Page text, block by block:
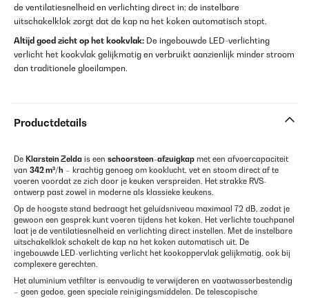
de ventilatiesnelheid en verlichting direct in; de instelbare
uitschakelklok zorgt dat de kap na het koken automatisch stopt.
Altijd goed zicht op het kookvlak: De ingebouwde LED-verlichting
verlicht het kookvlak gelijkmatig en verbruikt aanzienlijk minder stroom
dan traditionele gloeilampen.
Productdetails
De Klarstein Zelda is een schoorsteen-afzuigkap met een afvoercapaciteit
van 342 m³/h – krachtig genoeg om kooklucht, vet en stoom direct af te
voeren voordat ze zich door je keuken verspreiden. Het strakke RVS-
ontwerp past zowel in moderne als klassieke keukens.
Op de hoogste stand bedraagt het geluidsniveau maximaal 72 dB, zodat je
gewoon een gesprek kunt voeren tijdens het koken. Het verlichte touchpanel
laat je de ventilatiesnelheid en verlichting direct instellen. Met de instelbare
uitschakelklok schakelt de kap na het koken automatisch uit. De
ingebouwde LED-verlichting verlicht het kookoppervlak gelijkmatig, ook bij
complexere gerechten.
Het aluminium vetfilter is eenvoudig te verwijderen en vaatwasserbestendig
– geen gedoe, geen speciale reinigingsmiddelen. De telescopische